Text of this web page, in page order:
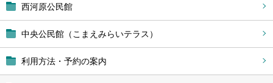
西河原公民館
中央公民館（こまえみらいテラス）
利用方法・予約の案内